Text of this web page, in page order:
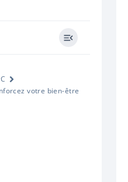
votre bien-être